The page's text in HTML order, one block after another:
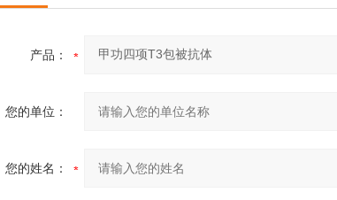
产品：
您的单位：
您的姓名：